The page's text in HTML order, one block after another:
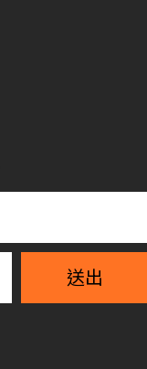
送出